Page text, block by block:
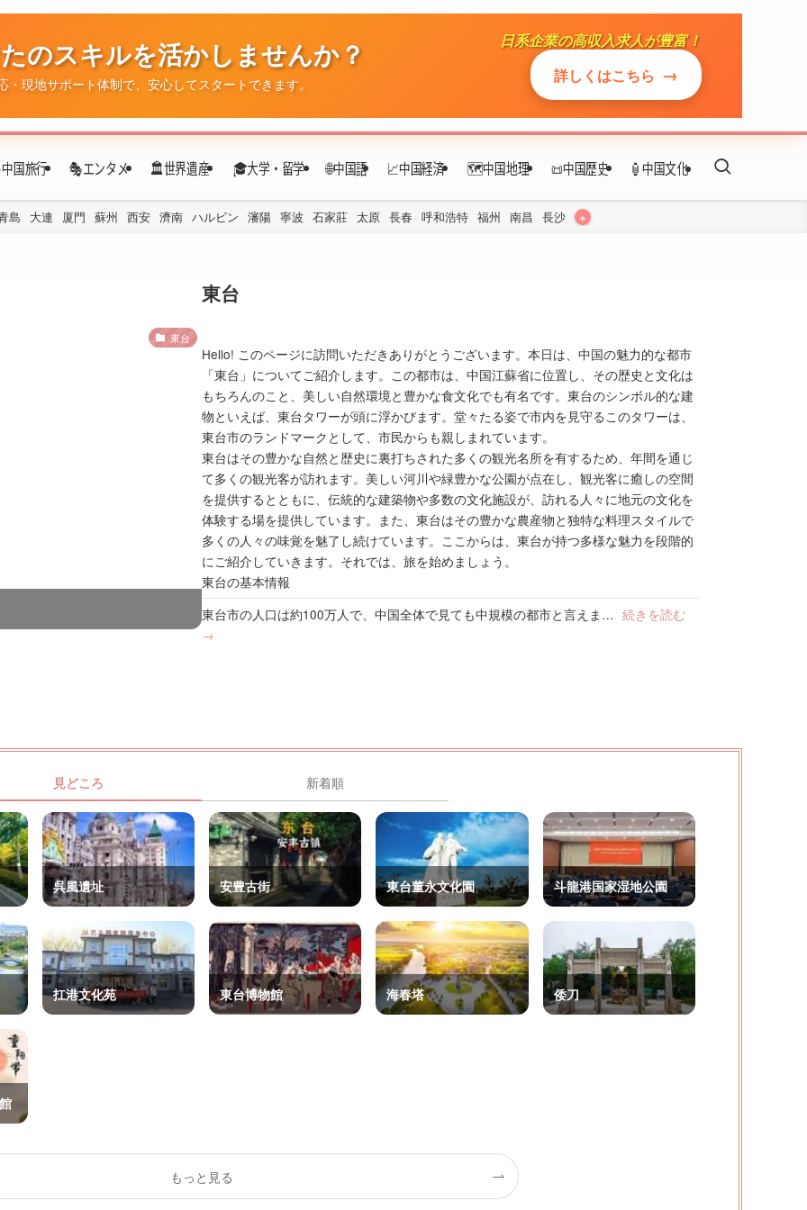
のスキルを活かしませんか？
現地サポート体制で、安心してスタートできます。
日系企業の高収入求人が豊富！
詳しくはこちら →
国旅行 🎭エンタメ 🏛️世界遺産 🎓大学・留学 🌐中国語 📈中国経済 🗺️中国地理 📜中国歴史 🏮中国文化
島 大連 厦門 蘇州 西安 濟南 ハルビン 瀋陽 寧波 石家莊 太原 長春 呼和浩特 福州 南昌 長沙 +
東台
東台
Hello! このページに訪問いただきありがとうございます。本日は、中国の魅力的な都市
「東台」についてご紹介します。この都市は、中国江蘇省に位置し、その歴史と文化は
もちろんのこと、美しい自然環境と豊かな食文化でも有名です。東台のシンボル的な建
物といえば、東台タワーが頭に浮かびます。堂々たる姿で市内を見守るこのタワーは、
東台市のランドマークとして、市民からも親しまれています。
東台はその豊かな自然と歴史に裏打ちされた多くの観光名所を有するため、年間を通じ
て多くの観光客が訪れます。美しい河川や緑豊かな公園が点在し、観光客に癒しの空間
を提供するとともに、伝統的な建築物や多数の文化施設が、訪れる人々に地元の文化を
体験する場を提供しています。また、東台はその豊かな農産物と独特な料理スタイルで
多くの人々の味覚を魅了し続けています。ここからは、東台が持つ多様な魅力を段階的
にご紹介していきます。それでは、旅を始めましょう。
東台の基本情報
東台市の人口は約100万人で、中国全体で見ても中規模の都市と言えま… 続きを読む
→
見どころ 新着順
呉風遺址 安豊古街 東台董永文化園 斗龍港国家湿地公園
扛港文化苑 東台博物館 海春塔 倭刀
もっと見る